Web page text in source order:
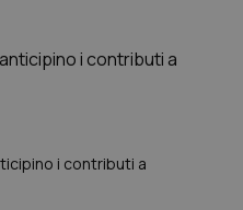
i contributi a